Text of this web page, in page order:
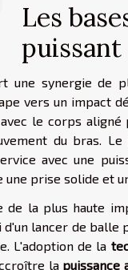
Les
puissant
synergie de
vers un impact
le corps
du bras. Le
avec une
une prise solide et
de la plus haute
lancer de
L'adoption de la
la puissance